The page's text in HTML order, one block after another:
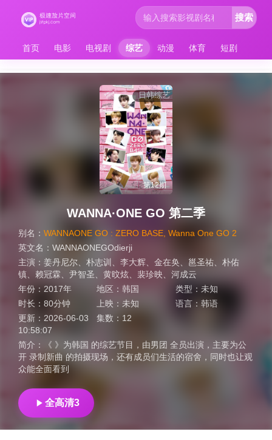
首页 电影 电视剧 综艺 动漫 体育 短剧
搜索
日韩综艺
第12期
WANNA·ONE GO 第二季
别名： WANNAONE GO : ZERO BASE, Wanna One GO 2
英文名： WANNAONEGOdierji
主演： 姜丹尼尔 朴志训 李大辉 金在奂 邕圣祐
朴佑
镇
赖冠霖 尹智圣 黄旼炫 裴珍映
河成云
年份： 2017年 地区：韩国 类型： 未知
时长： 80分钟 上映： 未知 语言： 韩语
更新： 2026-06-03
10:58:07
集数： 12
简介：
《 》为韩国 的综艺节目，由男团 全员出演，主要为公
开 录制新曲 的拍摄现场，还有成员们生活的宿舍，同时也让观
众能全面看到
全高清3